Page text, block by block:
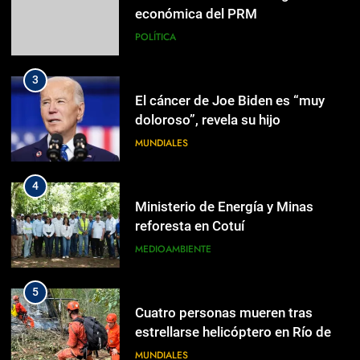
doloroso”, revela su hijo
MUNDIALES
4
Ministerio de Energía y Minas
reforesta en Cotuí
MEDIOAMBIENTE
5
Cuatro personas mueren tras
estrellarse helicóptero en Río de
Janeiro
MUNDIALES
6
En Castel Gandolfo, el tapiz de
Raffaello sobre el sermón de San
Pablo
5